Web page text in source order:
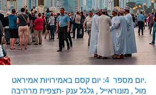
.יום מספר 4: יום קסם באמירויות אמיראט
מול , מונוראייל , גלגל ענק -תצפית מרהיבה